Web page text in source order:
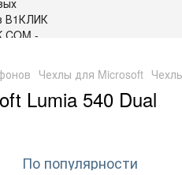
Чехлы для Microsoft
Lumia 540 Dual
По популярности